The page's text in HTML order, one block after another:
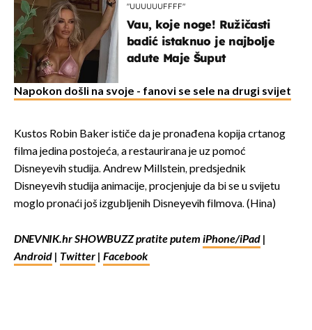
"UUUUUUFFFF"
Vau, koje noge! Ružičasti
badić istaknuo je najbolje
adute Maje Šuput
Napokon došli na svoje - fanovi se sele na drugi svijet
Kustos Robin Baker ističe da je pronađena kopija crtanog
filma jedina postojeća, a restaurirana je uz pomoć
Disneyevih studija. Andrew Millstein, predsjednik
Disneyevih studija animacije, procjenjuje da bi se u svijetu
moglo pronaći još izgubljenih Disneyevih filmova. (Hina)
DNEVNIK.hr SHOWBUZZ pratite putem iPhone/iPad |
Android | Twitter | Facebook